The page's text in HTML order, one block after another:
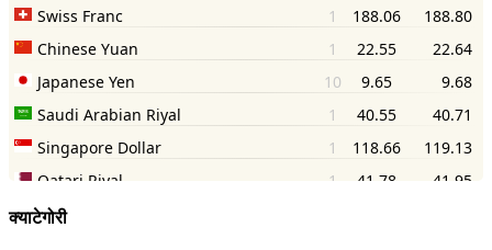
क्याटेगोरी